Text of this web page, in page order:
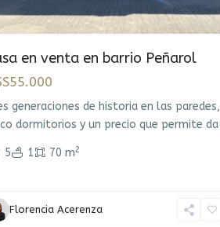
en venta en barrio Peñarol
generaciones de historia en las paredes,
dormitorios y un precio que permite da
5 1 70 m2
Florencia Acerenza